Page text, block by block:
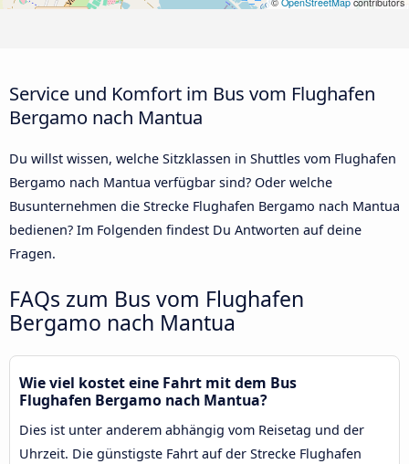
Service und Komfort im Bus vom Flughafen
Bergamo nach Mantua
Du willst wissen, welche Sitzklassen in Shuttles vom Flughafen
Bergamo nach Mantua verfügbar sind? Oder welche
Busunternehmen die Strecke Flughafen Bergamo nach Mantua
bedienen? Im Folgenden findest Du Antworten auf deine
Fragen.
FAQs zum Bus vom Flughafen
Bergamo nach Mantua
Wie viel kostet eine Fahrt mit dem Bus
Flughafen Bergamo nach Mantua?
Dies ist unter anderem abhängig vom Reisetag und der
Uhrzeit. Die günstigste Fahrt auf der Strecke Flughafen